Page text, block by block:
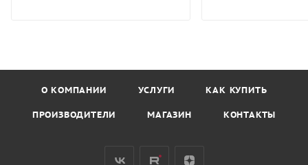
О КОМПАНИИ УСЛУГИ КАК КУПИТЬ
ПРОИЗВОДИТЕЛИ МАГАЗИН КОНТАКТЫ